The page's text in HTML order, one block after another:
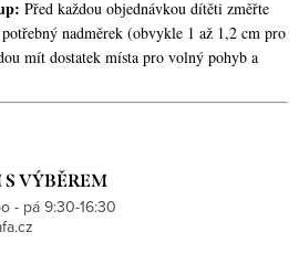
Před každou objednávkou dítěti změřte
nadměrek (obvykle 1 až 1,2 cm pro
mít dostatek místa pro volný pohyb a
VÝBĚREM
- pá 9:30-16:30